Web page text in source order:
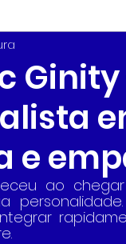
e
ao